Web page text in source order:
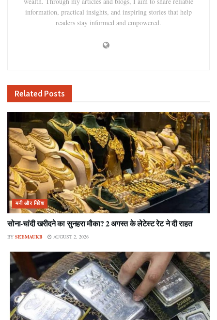
information, practical insights, and inspiring stories that help
readers stay informed and empowered.
Related Posts
मनी और निवेश
सोना-चांदी खरीदने का सुनहरा मौका? 2 अगस्त के लेटेस्ट रेट ने दी राहत
BY SEEMAUKB AUGUST 2, 2026